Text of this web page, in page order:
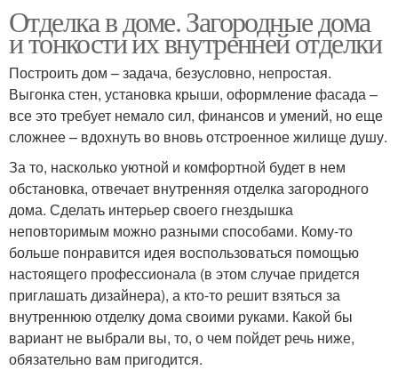
Отделка в доме. Загородные дома
и тонкости их внутренней отделки
Построить дом – задача, безусловно, непростая.
Выгонка стен, установка крыши, оформление фасада –
все это требует немало сил, финансов и умений, но еще
сложнее – вдохнуть во вновь отстроенное жилище душу.
За то, насколько уютной и комфортной будет в нем
обстановка, отвечает внутренняя отделка загородного
дома. Сделать интерьер своего гнездышка
неповторимым можно разными способами. Кому-то
больше понравится идея воспользоваться помощью
настоящего профессионала (в этом случае придется
приглашать дизайнера), а кто-то решит взяться за
внутреннюю отделку дома своими руками. Какой бы
вариант не выбрали вы, то, о чем пойдет речь ниже,
обязательно вам пригодится.